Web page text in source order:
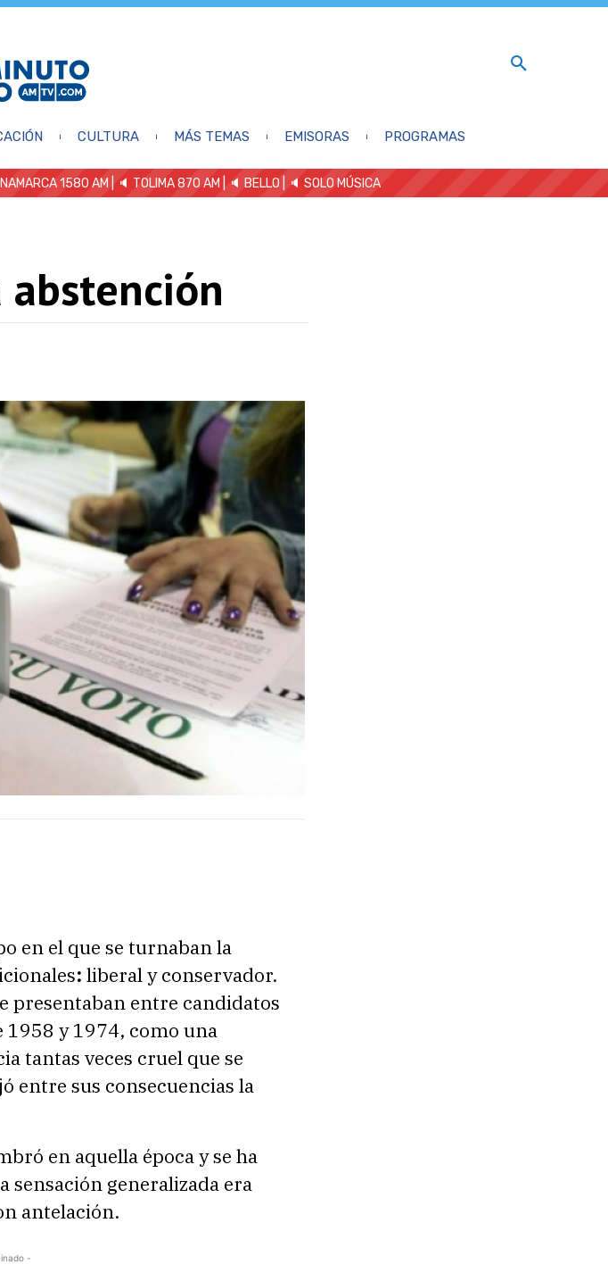
CULTURA MÁS TEMAS EMISORAS PROGRAMAS
1580 AM | 🔈 TOLIMA 870 AM | 🔈 BELLO 🔈 SOLO MÚSICA
en el que se turnaban la
: liberal y conservador.
presentaban entre candidatos
y 1974, como una
tantas veces cruel que se
entre sus consecuencias la
en aquella época y se ha
sensación generalizada era
antelación.
-